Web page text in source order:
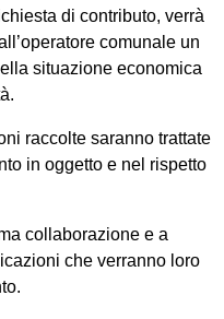
di contributo, verrà
comunale un
situazione economica
raccolte saranno trattate
in oggetto e nel rispetto
collaborazione e a
che verranno loro